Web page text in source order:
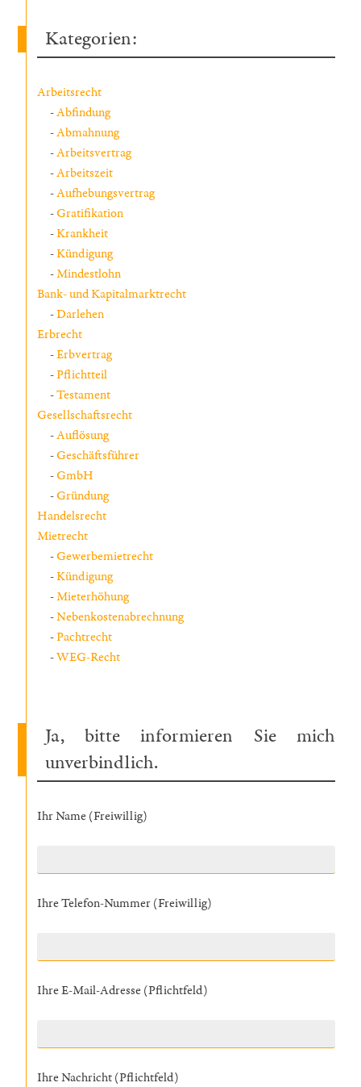
Kategorien:
Arbeitsrecht
Abfindung
Abmahnung
Arbeitsvertrag
Arbeitszeit
Aufhebungsvertrag
Gratifikation
Krankheit
Kündigung
Mindestlohn
Bank- und Kapitalmarktrecht
Darlehen
Erbrecht
Erbvertrag
Pflichtteil
Testament
Gesellschaftsrecht
Auflösung
Geschäftsführer
GmbH
Gründung
Handelsrecht
Mietrecht
Gewerbemietrecht
Kündigung
Mieterhöhung
Nebenkostenabrechnung
Pachtrecht
WEG-Recht
Ja, bitte informieren Sie mich
unverbindlich.
Ihr Name (Freiwillig)
Ihre Telefon-Nummer (Freiwillig)
Ihre E-Mail-Adresse (Pflichtfeld)
Ihre Nachricht (Pflichtfeld)